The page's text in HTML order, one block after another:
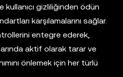
kullanıcı gizliliğinden ödün
karşılamalarını sağlar.
entegre ederek,
aktif olarak tarar ve
önlemek için her türlü